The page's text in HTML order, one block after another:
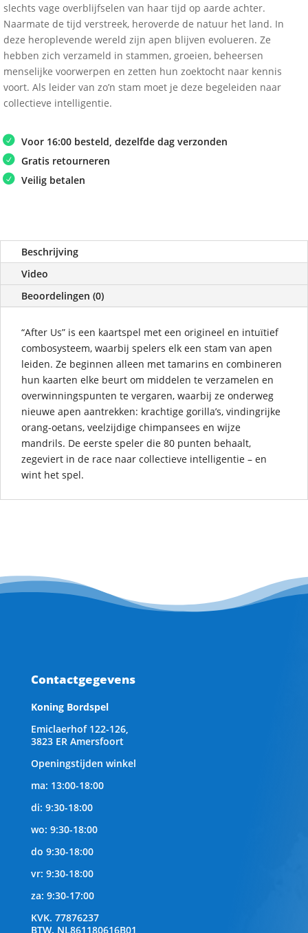
slechts vage overblijfselen van haar tijd op aarde achter.
Naarmate de tijd verstreek, heroverde de natuur het land. In
deze heroplevende wereld zijn apen blijven evolueren. Ze
hebben zich verzameld in stammen, groeien, beheersen
menselijke voorwerpen en zetten hun zoektocht naar kennis
voort. Als leider van zo’n stam moet je deze begeleiden naar
collectieve intelligentie.
Voor 16:00 besteld, dezelfde dag verzonden
Gratis retourneren
Veilig betalen
Beschrijving
Video
Beoordelingen (0)
“After Us” is een kaartspel met een origineel en intuïtief
combosysteem, waarbij spelers elk een stam van apen
leiden. Ze beginnen alleen met tamarins en combineren
hun kaarten elke beurt om middelen te verzamelen en
overwinningspunten te vergaren, waarbij ze onderweg
nieuwe apen aantrekken: krachtige gorilla’s, vindingrijke
orang-oetans, veelzijdige chimpansees en wijze
mandrils. De eerste speler die 80 punten behaalt,
zegeviert in de race naar collectieve intelligentie – en
wint het spel.
Contactgegevens
Koning Bordspel
Emiclaerhof 122-126,
3823 ER Amersfoort
Openingstijden winkel
ma: 13:00-18:00
di: 9:30-18:00
wo: 9:30-18:00
do 9:30-18:00
vr: 9:30-18:00
za: 9:30-17:00
KVK. 77876237
BTW. NL861180616B01